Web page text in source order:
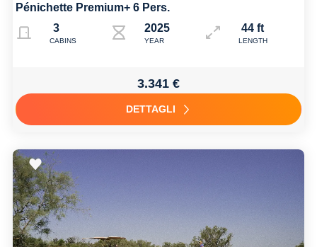
Pénichette Premium+ 6 Pers.
3
CABINS
2025
YEAR
44 ft
LENGTH
3.341 €
DETTAGLI